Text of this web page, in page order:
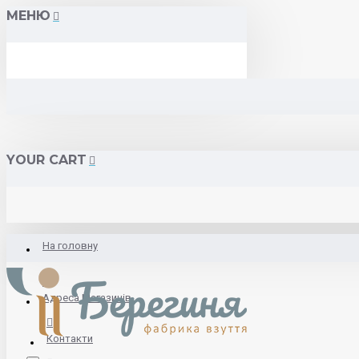
МЕНЮ
YOUR CART
На головну
Адреса Магазинів
Контакти